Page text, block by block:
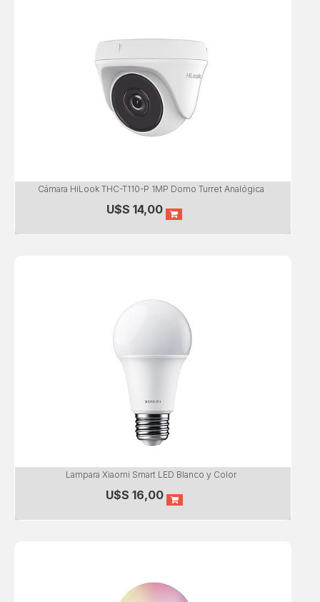
Cámara HiLook THC-T110-P 1MP Domo Turret Analógica
U$S14,00
Lampara Xiaomi Smart LED Blanco y Color
U$S16,00